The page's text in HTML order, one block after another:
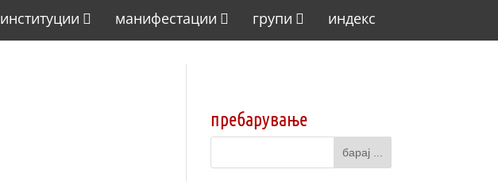
институции манифестации групи индекс
пребарување